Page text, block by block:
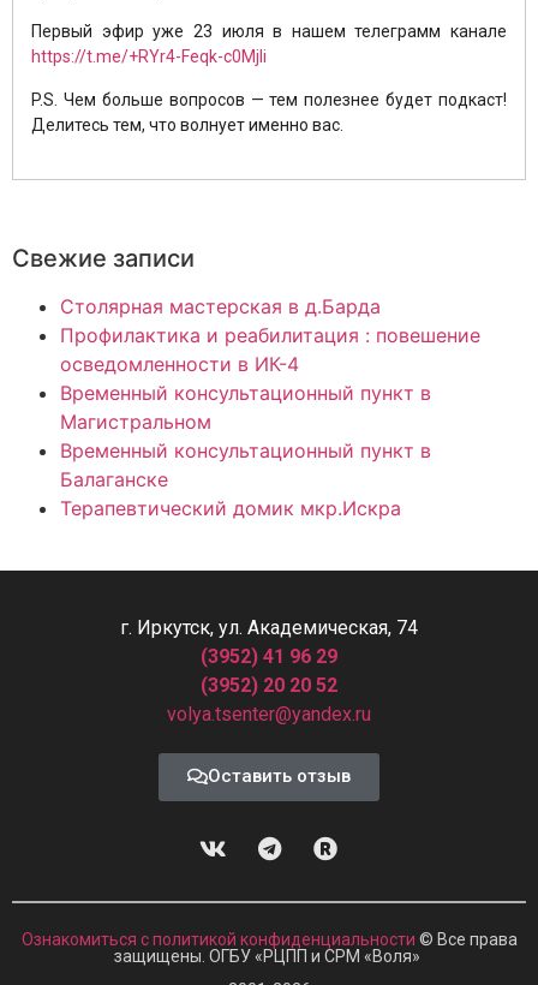
Первый эфир уже 23 июля в нашем телеграмм канале
https://t.me/+RYr4-Feqk-c0Mjli
P.S. Чем больше вопросов — тем полезнее будет подкаст!
Делитесь тем, что волнует именно вас.
Свежие записи
Столярная мастерская в д.Барда
Профилактика и реабилитация : повешение
осведомленности в ИК-4
Временный консультационный пункт в
Магистральном
Временный консультационный пункт в
Балаганске
Терапевтический домик мкр.Искра
г. Иркутск, ул. Академическая, 74
(3952) 41 96 29
(3952) 20 20 52
volya.tsenter@yandex.ru
Оставить отзыв
Ознакомиться с политикой конфиденциальности © Все права
защищены. ОГБУ «РЦПП и СРМ «Воля»